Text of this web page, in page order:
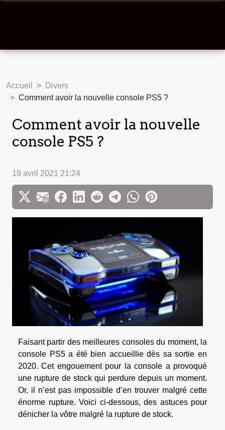
Accueil
Divers
Comment avoir la nouvelle console PS5 ?
Comment avoir la nouvelle
console PS5 ?
19 avril 2021 21:24
Faisant partir des meilleures consoles du moment, la
console PS5 a été bien accueillie dès sa sortie en
2020. Cet engouement pour la console a provoqué
une rupture de stock qui perdure depuis un moment.
Or, il n’est pas impossible d’en trouver malgré cette
énorme rupture. Voici ci-dessous, des astuces pour
dénicher la vôtre malgré la rupture de stock.